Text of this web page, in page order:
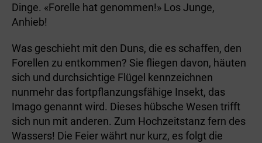
Dinge. «Forelle hat genommen!» Los Junge,
Anhieb!
Was geschieht mit den Duns, die es schaffen, den
Forellen zu entkommen? Sie fliegen davon, häuten
sich und durchsichtige Flügel kennzeichnen
nunmehr das fortpflanzungsfähige Insekt, das
Imago genannt wird. Dieses hübsche Wesen trifft
sich nun mit anderen. Zum Hochzeitstanz fern des
Wassers! Die Feier währt nur kurz, es folgt die